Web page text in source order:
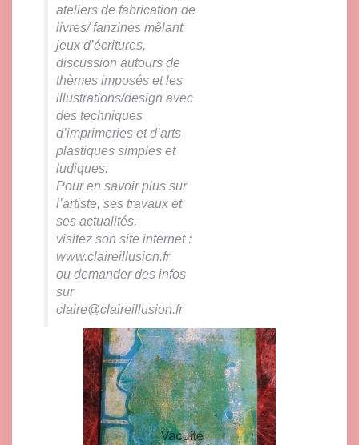
ateliers de fabrication de
livres/ fanzines mêlant
jeux d’écritures,
discussion autours de
thèmes imposés et les
illustrations/design avec
des techniques
d’imprimeries et d’arts
plastiques simples et
ludiques.
Pour en savoir plus sur
l’artiste, ses travaux et
ses actualités,
visitez son site internet :
www.claireillusion.fr
ou demander des infos
sur
claire@claireillusion.fr